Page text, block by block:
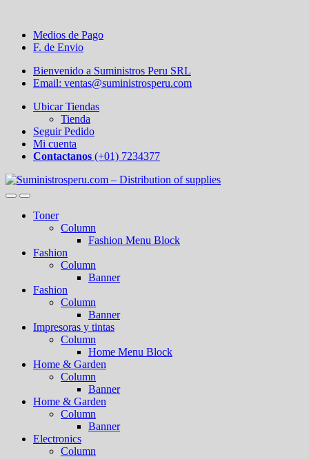
Medios de Pago
F. de Envio
Bienvenido a Suministros Peru SRL
Email: ventas@suministrosperu.com
Ubicar Tiendas
Tienda
Seguir Pedido
Mi cuenta
Contactanos (+01) 7234377
Toner
Column
Fashion Menu Block
Fashion
Column
Banner
Fashion
Column
Banner
Impresoras y tintas
Column
Home Menu Block
Home & Garden
Column
Banner
Home & Garden
Column
Banner
Electronics
Column